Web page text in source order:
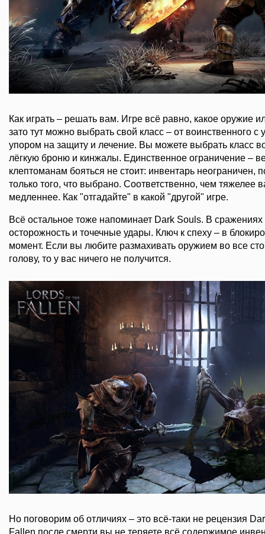
Как играть – решать вам. Игре всё равно, какое оружие
зато тут можно выбрать свой класс – от воинственного с
упором на защиту и лечение. Вы можете выбрать класс
лёгкую броню и кинжалы. Единственное ограничение –
клептоманам бояться не стоит: инвентарь неограничен,
только того, что выбрано. Соответственно, чем тяжелее
медленнее. Как "отгадайте" в какой "другой" игре.
Всё остальное тоже напоминает Dark Souls. В сражениях
осторожность и точечные удары. Ключ к спеху – в
момент. Если вы любите размахивать оружием во все
голову, то у вас ничего не получится.
Но поговорим об отличиях – это всё-таки не рецензия